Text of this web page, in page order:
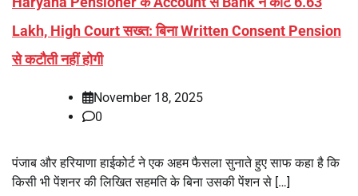
Lakh, High Court सख्त: बिना Written Consent Pension
से कटौती नहीं होगी
November 18, 2025
0
पंजाब और हरियाणा हाईकोर्ट ने एक अहम फैसला सुनाते हुए साफ कहा है कि
किसी भी पेंशनर की लिखित सहमति के बिना उसकी पेंशन से […]